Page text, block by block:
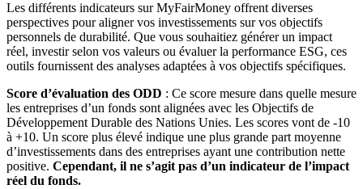
Les différents indicateurs sur MyFairMoney offrent diverses
perspectives pour aligner vos investissements sur vos objectifs
personnels de durabilité. Que vous souhaitiez générer un impact
réel, investir selon vos valeurs ou évaluer la performance ESG, ces
outils fournissent des analyses adaptées à vos objectifs spécifiques.
Score d’évaluation des ODD : Ce score mesure dans quelle mesure
les entreprises d’un fonds sont alignées avec les Objectifs de
Développement Durable des Nations Unies. Les scores vont de -10
à +10. Un score plus élevé indique une plus grande part moyenne
d’investissements dans des entreprises ayant une contribution nette
positive. Cependant, il ne s’agit pas d’un indicateur de l’impact
réel du fonds.